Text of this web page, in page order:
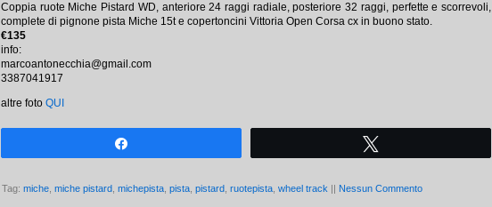
Coppia ruote Miche Pistard WD, anteriore 24 raggi radiale, posteriore 32 raggi, perfette e scorrevoli,
complete di pignone pista Miche 15t e copertoncini Vittoria Open Corsa cx in buono stato.
€135
info:
marcoantonecchia@gmail.com
3387041917
altre foto QUI
Tag: miche miche pistard michepista pista pistard ruotepista wheel track || Nessun Commento